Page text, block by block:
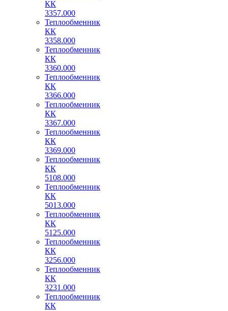
КК
3357.000
Теплообменник
КК
3358.000
Теплообменник
КК
3360.000
Теплообменник
КК
3366.000
Теплообменник
КК
3367.000
Теплообменник
КК
3369.000
Теплообменник
КК
5108.000
Теплообменник
КК
5013.000
Теплообменник
КК
5125.000
Теплообменник
КК
3256.000
Теплообменник
КК
3231.000
Теплообменник
КК